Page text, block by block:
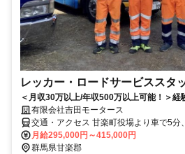
レッカー・ロードサービススタ
＜月収30万以上/年収500万以上可能！＞
有限会社吉田モータース
交通・アクセス 甘楽町役場より車で5分
ICより車で15分
月給295,000円～415,000円
群馬県甘楽郡